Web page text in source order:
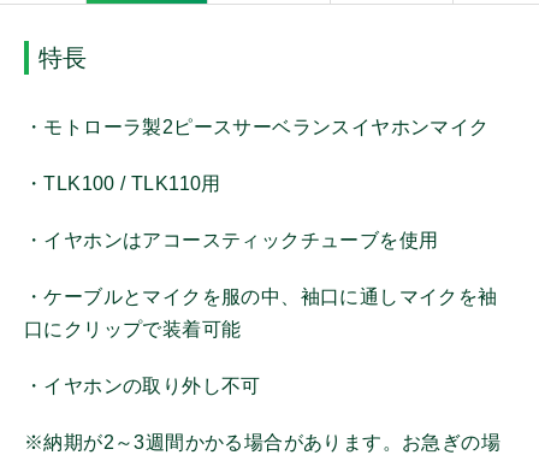
特長
・モトローラ製2ピースサーベランスイヤホンマイク
・TLK100 / TLK110用
・イヤホンはアコースティックチューブを使用
・ケーブルとマイクを服の中、袖口に通しマイクを袖
口にクリップで装着可能
・イヤホンの取り外し不可
※納期が2～3週間かかる場合があります。お急ぎの場
オンザウェイ
その他メーカー
商品種別
携帯機アンテナ